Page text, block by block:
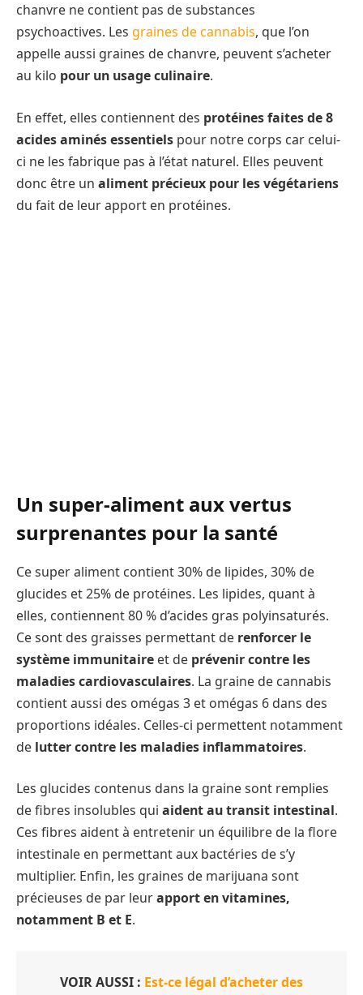
chanvre ne contient pas de substances
psychoactives. Les graines de cannabis, que l’on
appelle aussi graines de chanvre, peuvent s’acheter
au kilo pour un usage culinaire.
En effet, elles contiennent des protéines faites de 8
acides aminés essentiels pour notre corps car celui-
ci ne les fabrique pas à l’état naturel. Elles peuvent
donc être un aliment précieux pour les végétariens
du fait de leur apport en protéines.
Un super-aliment aux vertus
surprenantes pour la santé
Ce super aliment contient 30% de lipides, 30% de
glucides et 25% de protéines. Les lipides, quant à
elles, contiennent 80 % d’acides gras polyinsaturés.
Ce sont des graisses permettant de renforcer le
système immunitaire et de prévenir contre les
maladies cardiovasculaires. La graine de cannabis
contient aussi des omégas 3 et omégas 6 dans des
proportions idéales. Celles-ci permettent notamment
de lutter contre les maladies inflammatoires.
Les glucides contenus dans la graine sont remplies
de fibres insolubles qui aident au transit intestinal.
Ces fibres aident à entretenir un équilibre de la flore
intestinale en permettant aux bactéries de s’y
multiplier. Enfin, les graines de marijuana sont
précieuses de par leurapport en vitamines,
notamment B et E.
VOIR AUSSI : Est-ce légal d’acheter des